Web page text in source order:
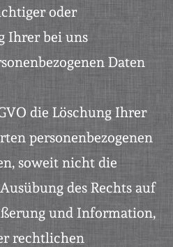
oder
Ihrer bei uns
Daten
die Löschung Ihrer
personenbezogenen
soweit nicht die
des Rechts auf
und Information,
rechtlichen